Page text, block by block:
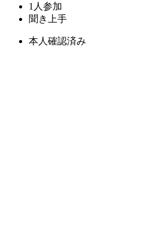
1人参加
聞き上手
本人確認済み